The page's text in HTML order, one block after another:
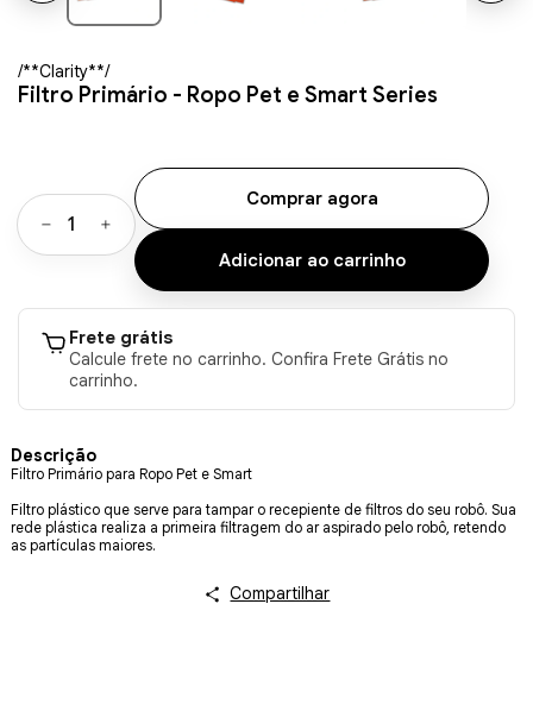
/**Clarity**/
Filtro Primário - Ropo Pet e Smart Series
Comprar agora
Frete grátis
Calcule frete no carrinho. Confira Frete Grátis no
carrinho.
Descrição
Filtro Primário para Ropo Pet e Smart
Filtro plástico que serve para tampar o recepiente de filtros do seu robô. Sua
rede plástica realiza a primeira filtragem do ar aspirado pelo robô, retendo
as partículas maiores.
Compartilhar